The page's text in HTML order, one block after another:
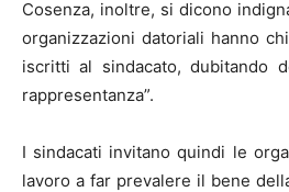
Cosenza, inoltre, si dicono
organizzazioni datoriali hanno
iscritti al sindacato, dubitando
rappresentanza”.
I sindacati invitano quindi le
lavoro a far prevalere il bene